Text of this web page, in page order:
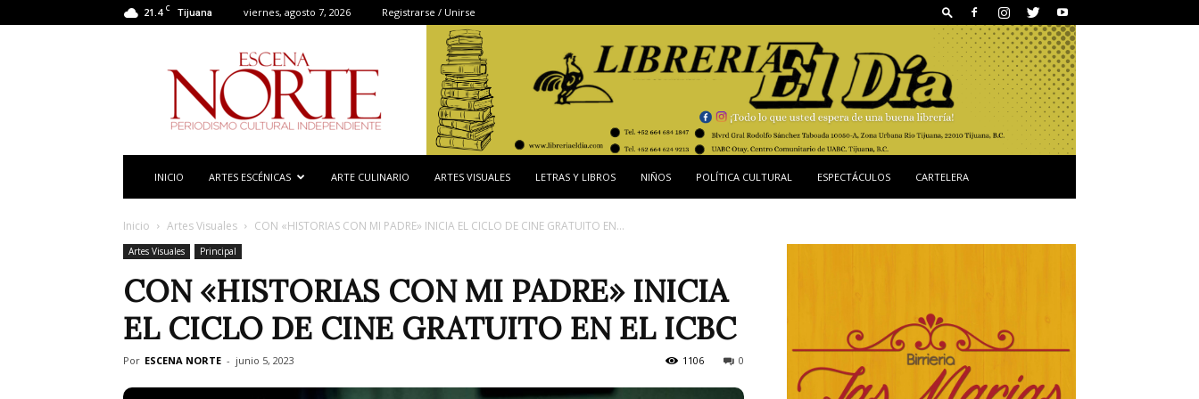
21.4 C Tijuana viernes, agosto 7, 2026 Registrarse / Unirse
Norte
INICIO ARTES ESCÉNICAS ARTE CULINARIO ARTES VISUALES LETRAS Y LIBROS NIÑOS POLÍTICA CULTURAL ESPECTÁCULOS CARTELERA
Inicio Artes Visuales CON «HISTORIAS CON MI PADRE» INICIA EL CICLO DE CINE GRATUITO EN...
Artes Visuales Principal
CON «HISTORIAS CON MI PADRE» INICIA
EL CICLO DE CINE GRATUITO EN EL ICBC
Por ESCENA NORTE - junio 5, 2023 0
1106